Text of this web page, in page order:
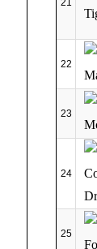
21
22
23
24
25